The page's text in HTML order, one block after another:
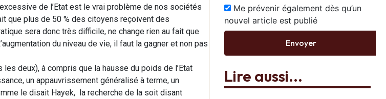
de l’Etat est le vrai problème de nos sociétés
que plus de 50 % des citoyens reçoivent des
sera donc très difficile, ne change rien au fait que
du niveau de vie, il faut la gagner et non pas
deux), à compris que la hausse du poids de l’Etat
un appauvrissement généralisé à terme, un
le disait Hayek, la recherche de la soit disant
Me prévenir également dès qu’un
nouvel article est publié
Envoyer
Lire aussi...